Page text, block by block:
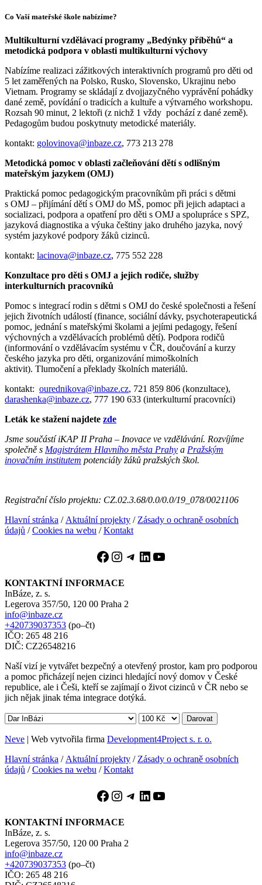
Co Vaší mateřské škole nabízíme?
Multikulturní vzdělávací programy „Bedýnky příběhů“ a
metodická podpora v oblasti multikulturní výchovy
Nabízíme realizaci zážitkových interaktivních programů pro děti od
5 let zaměřených na Polsko, Rusko, Slovensko, Ukrajinu nebo
Vietnam. Programy se skládají z dvojjazyčného vyprávění pohádky
dané země, povídání o tradicích a kultuře a výtvarného workshopu.
Rozsah 90 minut, 2 lektoři (z nichž 1 vždy pochází z dané země).
Pedagogům budou poskytnuty metodické materiály.
kontakt: golovinova@inbaze.cz, 773 213 278
Metodická pomoc v oblasti začleňování dětí s odlišným
mateřským jazykem (OMJ)
Praktická pomoc pedagogickým pracovníkům při práci s dětmi
s OMJ – přijímání dětí s OMJ do MŠ, pomoc při jejich adaptaci a
socializaci, podpora a opatření pro děti s OMJ a spolupráce s SPZ,
jazyková diagnostika a výuka češtiny jako druhého jazyka, nový
systém jazykové podpory žáků cizinců.
kontakt: lacinova@inbaze.cz, 775 552 228
Konzultace pro děti s OMJ a jejich rodiče, služby
interkulturních pracovníků
Pomoc s integrací rodin s dětmi s OMJ do české společnosti a řešení
jejich životních událostí (finance, sociální dávky, psychoterapeutická
pomoc, jednání s mateřskými školami a jejími pedagogy, řešení
výchovných a vzdělávacích problémů dětí). Podpora rodičů
(informování o vzdělávacím systému v ČR, doučování a kurzy
českého jazyka pro děti, organizování mimoškolních
aktivit). Tlumočení a překlady školních materiálů.
kontakt: ourednikova@inbaze.cz, 721 859 806 (konzultace),
darashenka@inbaze.cz, 777 190 633 (interkulturní pracovníci)
Leták ke stažení najdete zde
Jsme součástí iKAP II Praha – Inovace ve vzdělávání. Rozvíjíme
společně s Magistrátem Hlavního města Prahy a Pražským
inovačním institutem potenciály žáků pražských škol.
Registrační číslo projektu: CZ.02.3.68/0.0/0.0/19_078/0021106
Hlavní stránka / Aktuální projekty / Zásady o ochraně osobních
údajů /Cookies na webu /Kontakt
Facebook
Instagram
Telegram
LinkedIn
YouTube
KONTAKTNÍ INFORMACE
InBáze, z. s.
Legerova 357/50, 120 00 Praha 2
info@inbaze.cz
+420739037353 (po–čt)
IČO: 265 48 216
DIČ: CZ26548216
Naší vizí je vytvářet bezpečný a otevřený prostor, kam pro podporou
a pomoc přicházejí nejen cizinci hledající nový domov v České
republice, ale i Češi, kteří se zajímají o život cizinců v ČR nebo se
jich nějak jinak téma integrace dotýká.
Darovat
Neve | Web vytvořila firma Development4Project s. r. o.
Hlavní stránka / Aktuální projekty / Zásady o ochraně osobních
údajů /Cookies na webu /Kontakt
Facebook
Instagram
Telegram
LinkedIn
YouTube
KONTAKTNÍ INFORMACE
InBáze, z. s.
Legerova 357/50, 120 00 Praha 2
info@inbaze.cz
+420739037353 (po–čt)
IČO: 265 48 216